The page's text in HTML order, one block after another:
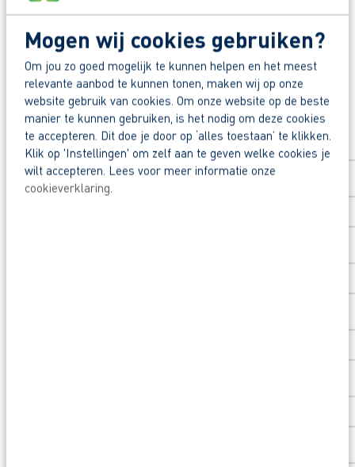
Mogen wij cookies gebruiken?
Om jou zo goed mogelijk te kunnen helpen en het meest
relevante aanbod te kunnen tonen, maken wij op onze
website gebruik van cookies. Om onze website op de beste
manier te kunnen gebruiken, is het nodig om deze cookies
te accepteren. Dit doe je door op ‘alles toestaan’ te klikken.
Klik op 'Instellingen' om zelf aan te geven welke cookies je
wilt accepteren. Lees voor meer informatie onze
cookieverklaring.
Zo maak je werk van jouw toekomst
Reageer nu op deze vacature. Al binnen 1
Waarom solliciteren via AB Vakwerk?
Snel naar een vast contract.
Beoordeeld door flexkrachten met een 9+.
Opleidingsvoucher van €1.000,00 voor een
Heb je eerst nog vragen? App, bel of mail dan
Deel deze vacature:
Solliciteer direct
Voornaam *